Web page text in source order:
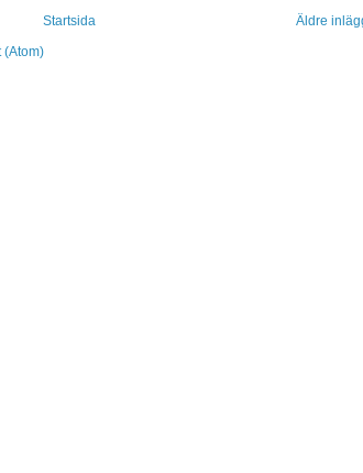
Äldre
Startsida
(Atom)